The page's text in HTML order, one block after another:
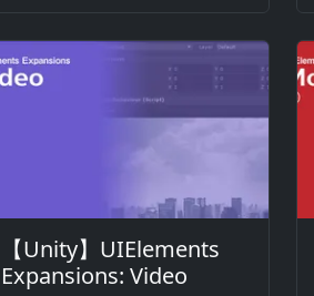
【Unity】UIElements
Expansions: Video